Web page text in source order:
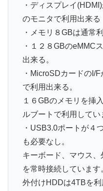
・ディスプレイ
のモニタで利用出来る
・メモリ８GBは通常
・１２８GBのeMMC
出来る。
・MicroSDカードのI/
で利用出来る。
１６GBのメモリを挿
ルブートで利用してい
・USB3.0ポートが４
も必要なし。
キーボード、マウス
を常時接続しています
外付けHDDは4TBを